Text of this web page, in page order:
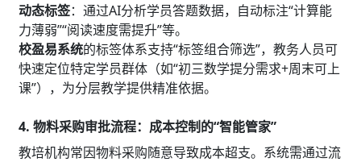
动态标签：通过AI分析学员答题数据，自动标注“计算能
力薄弱”“阅读速度需提升”等。
校盈易系统的标签体系支持“标签组合筛选”，教务人员可
快速定位特定学员群体（如“初三数学提分需求+周末可上
课”），为分层教学提供精准依据。
4. 物料采购审批流程：成本控制的“智能管家”
教培机构常因物料采购随意导致成本超支。系统需通过流